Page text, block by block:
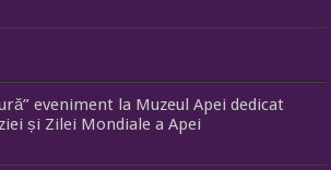
eveniment la Muzeul Apei dedicat
și Zilei Mondiale a Apei